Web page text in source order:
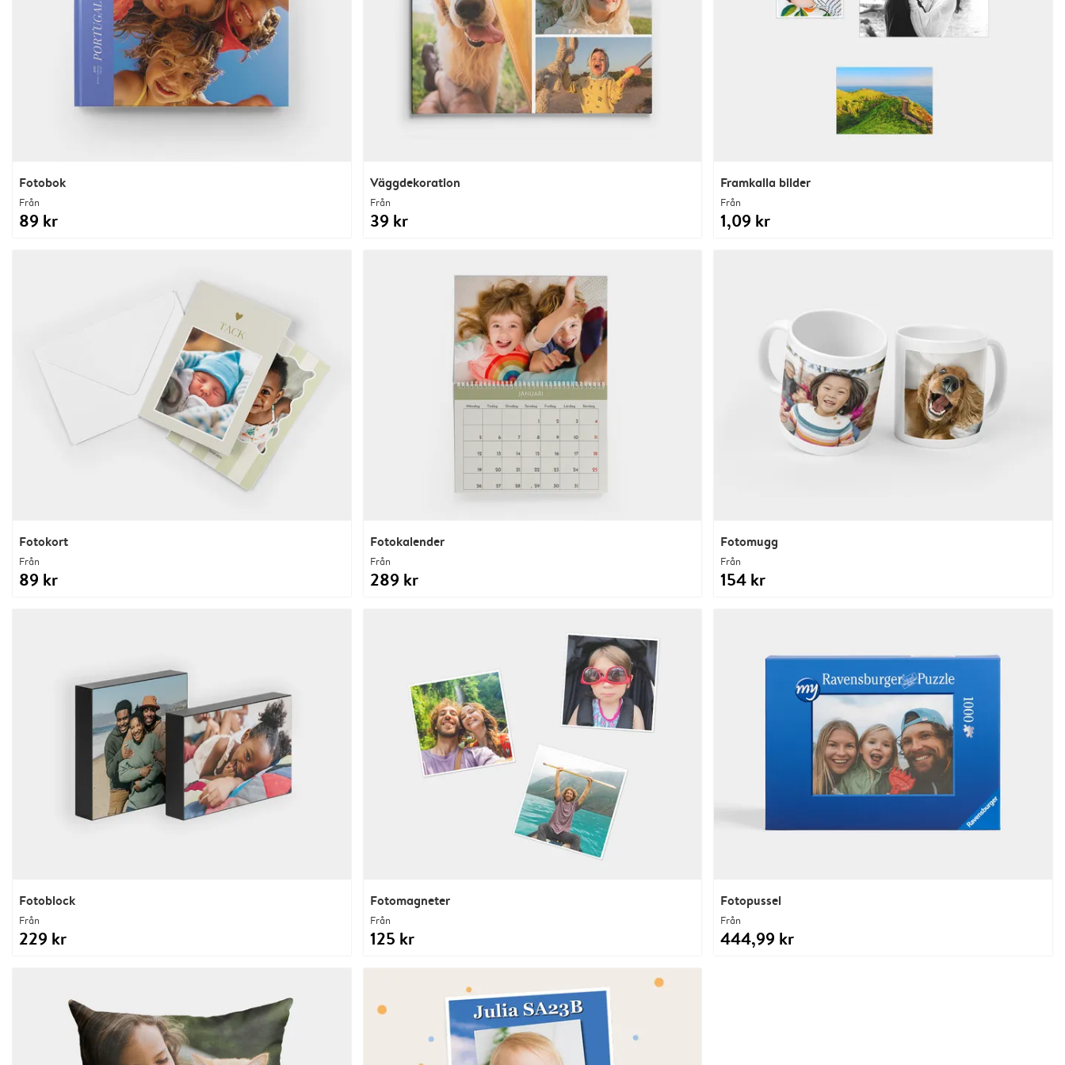
Fotobok
Från
89 kr
Väggdekoration
Från
39 kr
Framkalla bilder
Från
1,09 kr
Fotokort
Från
89 kr
Fotokalender
Från
289 kr
Fotomugg
Från
154 kr
Fotoblock
Från
229 kr
Fotomagneter
Från
125 kr
Fotopussel
Från
444,99 kr